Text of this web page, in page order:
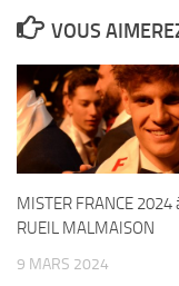
VOUS
MISTER FRANCE 2024
RUEIL MALMAISON
9 MARS 2024